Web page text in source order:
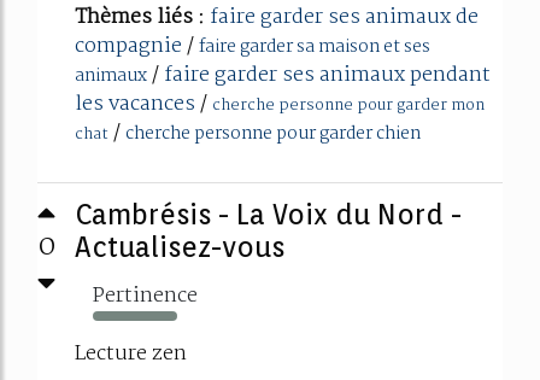
Thèmes liés : faire garder ses animaux de
compagnie/faire garder sa maison et ses
animaux/faire garder ses animaux pendant
les vacances/ cherche personne pour garder mon
chat / cherche personne pour garder chien
0
Cambrésis - La Voix du Nord -
Actualisez-vous
Pertinence
113%
Lecture zen